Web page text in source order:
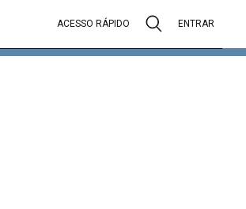
ACESSO RÁPIDO ENTRAR